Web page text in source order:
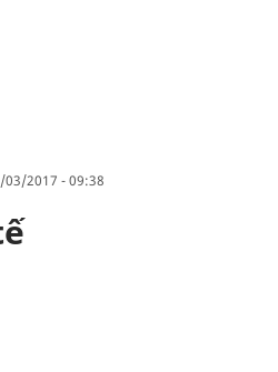
03/2017 - 09:38